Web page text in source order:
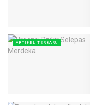
ARTIKEL TERBARU